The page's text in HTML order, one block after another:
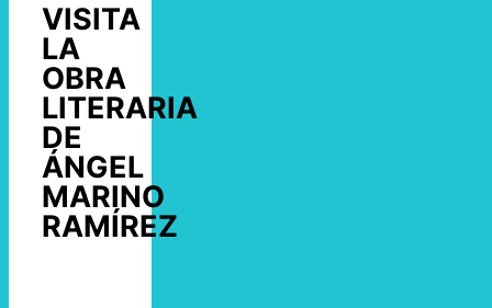
VISITA
LA
OBRA
LITERARIA
DE
ÁNGEL
MARINO
RAMÍREZ